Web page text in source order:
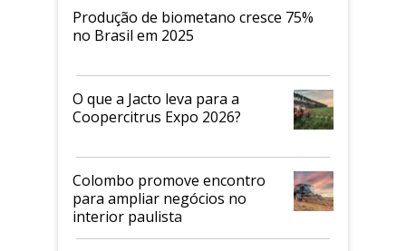
Produção de biometano cresce 75%
no Brasil em 2025
O que a Jacto leva para a
Coopercitrus Expo 2026?
Colombo promove encontro
para ampliar negócios no
interior paulista